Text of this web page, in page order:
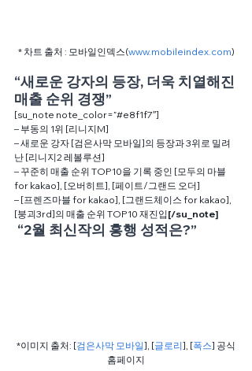
* 차트 출처 : 모바일인덱스(www.mobileindex.com)
“새로운 강자의 등장, 더욱 치열해진
매출 순위 경쟁”
[su_note note_color=”#e8f1f7″]
– 부동의 1위 [리니지M]
– 새로운 강자 [검은사막 모바일]의 등장과 3위로 밀려
난 [리니지2 레볼루션]
– 꾸준히 매출 순위 TOP10을 기록 중인 [모두의 마블
for kakao], [오버히트], [페이트/그랜드 오더]
– [프렌즈마블 for kakao], [그랜드체이스 for kakao],
[붕괴3rd]의 매출 순위 TOP10 재진입[/su_note]
“2월 최신작의 흥행 성적은?”
*이미지 출처: [검은사막 모바일], [글로리], [폭스] 공식
홈페이지